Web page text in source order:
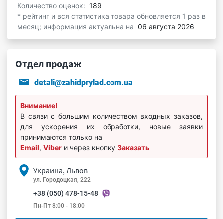
Количество оценок: 189
* рейтинг и вся статистика товара обновляется 1 раз в
месяц; информация актуальна на 06 августа 2026
Отдел продаж
detali@zahidprylad.com.ua
Внимание!
В связи с большим количеством входных заказов,
для ускорения их обработки, новые заявки
принимаются только на
Email, Viber и через кнопку Заказать
Украина, Львов
ул. Городоцкая, 222
+38 (050) 478-15-48
Пн-Пт 8:00 - 18:00